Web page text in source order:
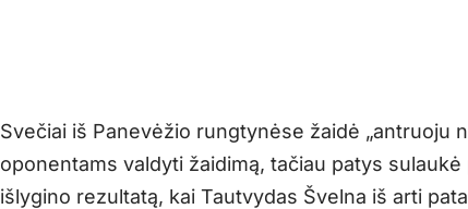
Svečiai iš Panevėžio rungtynėse žaidė „antruoju
oponentams valdyti žaidimą, tačiau patys
išlygino rezultatą, kai Tautvydas Švelna iš arti